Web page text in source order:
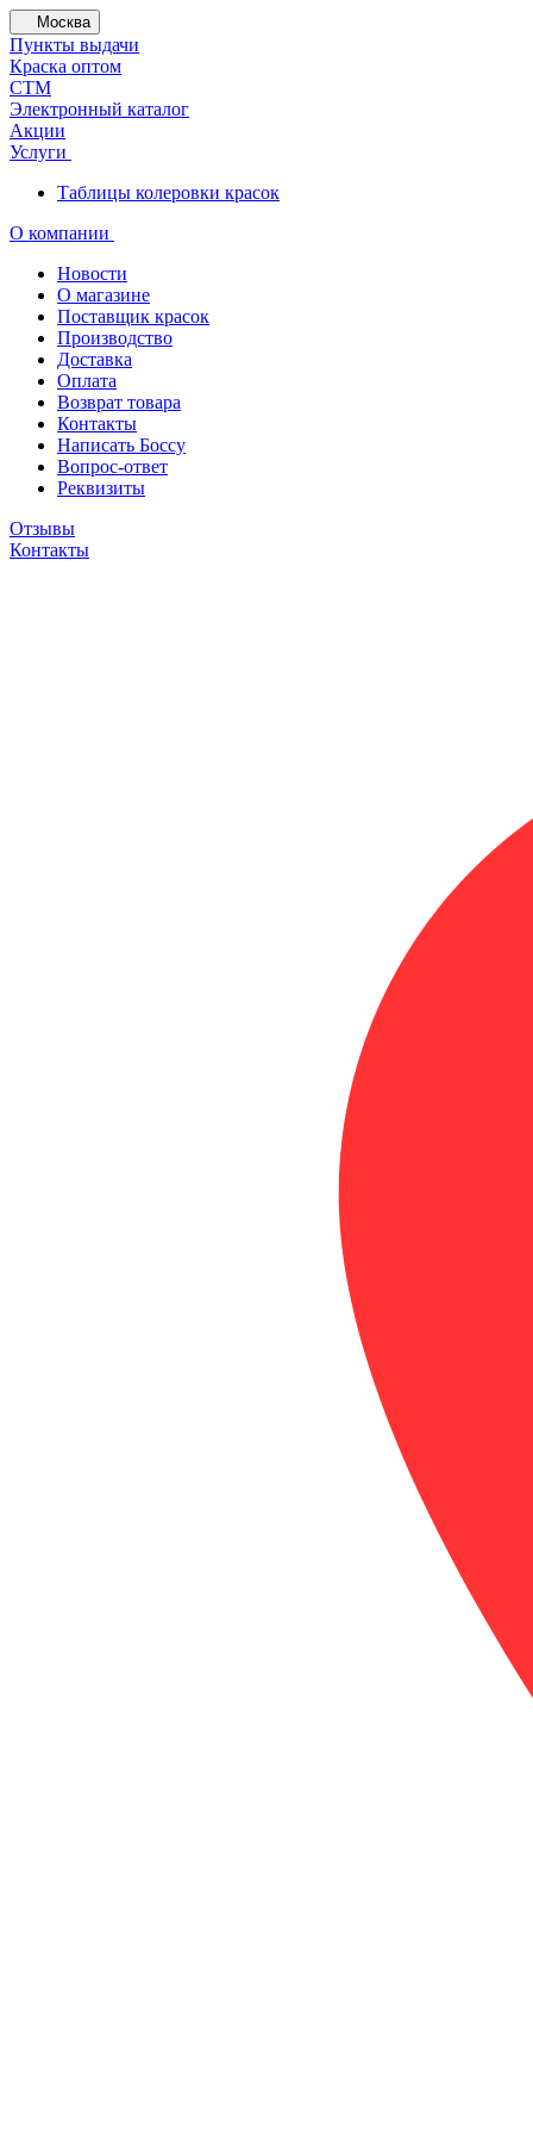
Москва
Пункты выдачи
Краска оптом
СТМ
Электронный каталог
Акции
Услуги
Таблицы колеровки красок
О компании
Новости
О магазине
Поставщик красок
Производство
Доставка
Оплата
Возврат товара
Контакты
Написать Боссу
Вопрос-ответ
Реквизиты
Отзывы
Контакты